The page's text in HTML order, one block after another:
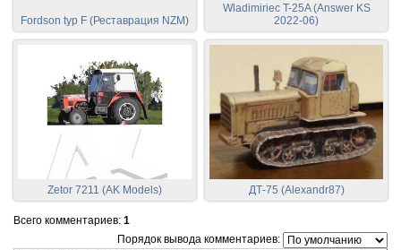
Fordson typ F (Реставрация NZM)
Wladimiriec T-25A (Answer KS
2022-06)
Zetor 7211 (AK Models) ДТ-75 (Alexandr87)
Всего комментариев: 1
Порядок вывода комментариев: